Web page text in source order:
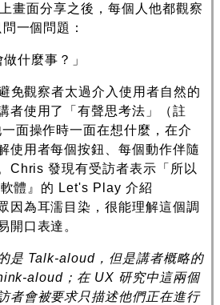
畫面分享之後，每個人他都觀察
一個問題：
什麼事？」
免觀察者太過介入使用者自然的
者使用了「有聲思考法」（註
面操作時一面在想什麼，在介
使用者每個按鈕、每個動作伴隨
Chris 發現有受訪者表示「所以
體』的 Let's Play 介紹
因為耳濡目染，很能理解這個調
開口表達。
是 Talk-aloud，但是講者概略的
aloud；在 UX 研究中這兩個
者會被要求只描述他們正在進行